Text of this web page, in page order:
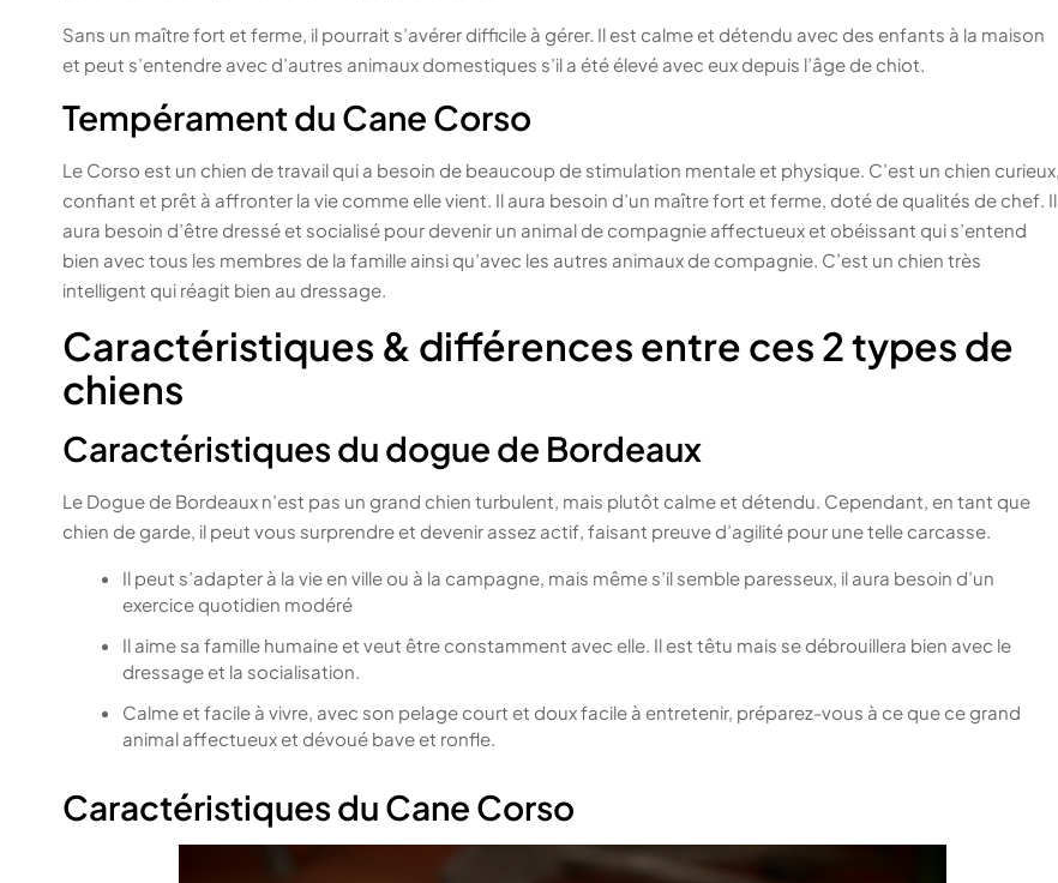
Sans un maître fort et ferme, il pourrait s’avérer difficile à gérer. Il est calme et détendu avec des enfants à la maison
et peut s’entendre avec d’autres animaux domestiques s’il a été élevé avec eux depuis l’âge de chiot.
Tempérament du Cane Corso
Le Corso est un chien de travail qui a besoin de beaucoup de stimulation mentale et physique. C’est un chien curieux,
confiant et prêt à affronter la vie comme elle vient. Il aura besoin d’un maître fort et ferme, doté de qualités de chef. Il
aura besoin d’être dressé et socialisé pour devenir un animal de compagnie affectueux et obéissant qui s’entend
bien avec tous les membres de la famille ainsi qu’avec les autres animaux de compagnie. C’est un chien très
intelligent qui réagit bien au dressage.
Caractéristiques & différences entre ces 2 types de
chiens
Caractéristiques du dogue de Bordeaux
Le Dogue de Bordeaux n’est pas un grand chien turbulent, mais plutôt calme et détendu. Cependant, en tant que
chien de garde, il peut vous surprendre et devenir assez actif, faisant preuve d’agilité pour une telle carcasse.
Il peut s’adapter à la vie en ville ou à la campagne, mais même s’il semble paresseux, il aura besoin d’un
exercice quotidien modéré
Il aime sa famille humaine et veut être constamment avec elle. Il est têtu mais se débrouillera bien avec le
dressage et la socialisation.
Calme et facile à vivre, avec son pelage court et doux facile à entretenir, préparez-vous à ce que ce grand
animal affectueux et dévoué bave et ronfle.
Caractéristiques du Cane Corso